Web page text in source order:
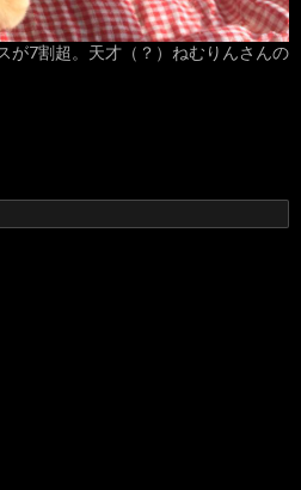
が7割超。天才（？）ねむりんさんの